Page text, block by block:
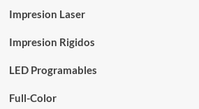
Impresion Laser
Impresion Rigidos
LED Programables
Full-Color